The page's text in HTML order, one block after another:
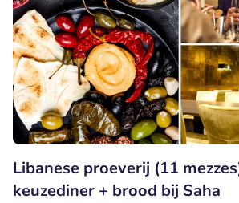
Libanese proeverij (11
keuzediner + brood bij Saha